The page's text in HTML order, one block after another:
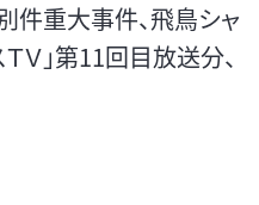
件重大事件、飛鳥シャ
Ｖ」第11回目放送分、